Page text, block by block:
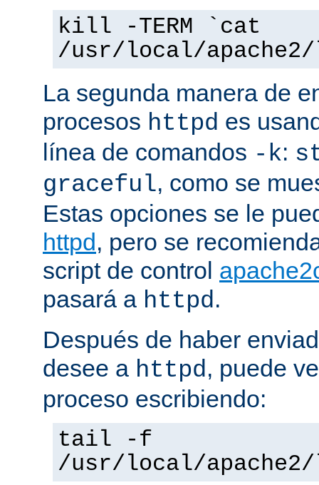
kill -TERM `cat
/usr/local/
La segunda manera de
procesos httpd es
línea de comandos -k:
graceful, como se
Estas opciones se le
httpd, pero se
script de control
pasará a httpd.
Después de haber
desee a httpd, puede
proceso escribiendo:
tail -f
/usr/local/